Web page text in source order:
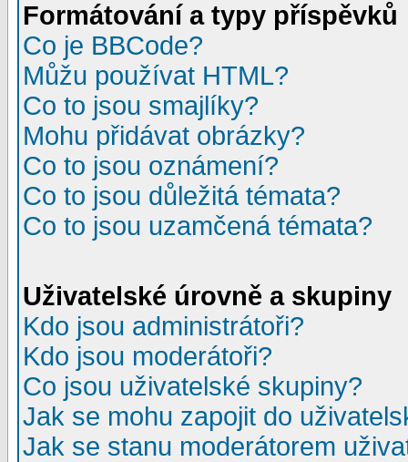
Formátování a typy příspěvků
Co je BBCode?
Můžu používat HTML?
Co to jsou smajlíky?
Mohu přidávat obrázky?
Co to jsou oznámení?
Co to jsou důležitá témata?
Co to jsou uzamčená témata?
Uživatelské úrovně a skupiny
Kdo jsou administrátoři?
Kdo jsou moderátoři?
Co jsou uživatelské skupiny?
Jak se mohu zapojit do
Jak se stanu moderátorem